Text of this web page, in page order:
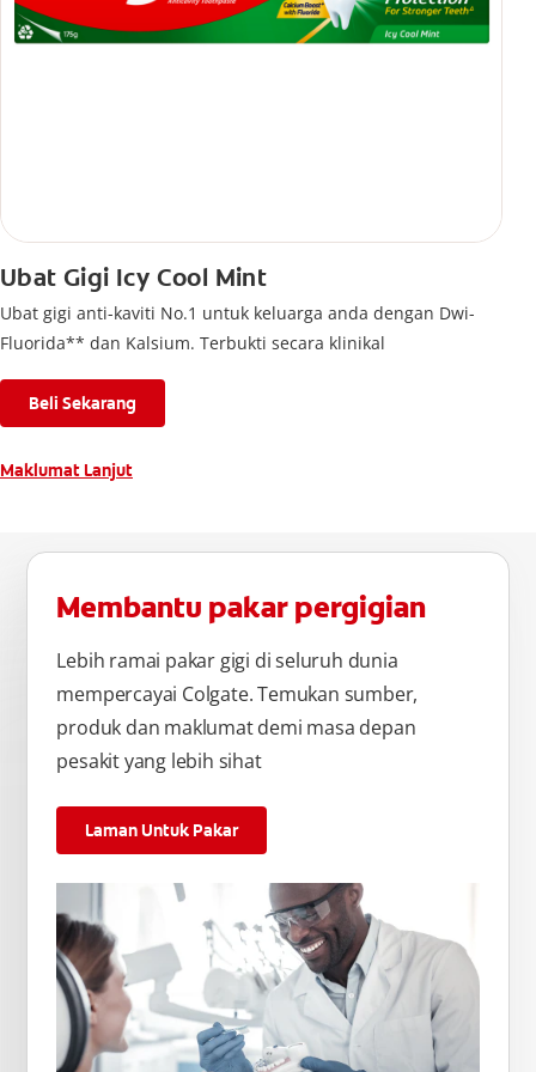
Ubat Gigi Icy Cool Mint
Ubat gigi anti-kaviti No.1 untuk keluarga anda dengan Dwi-
Fluorida** dan Kalsium. Terbukti secara klinikal
Beli Sekarang
Maklumat Lanjut
Membantu pakar pergigian
Lebih ramai pakar gigi di seluruh dunia
mempercayai Colgate. Temukan sumber,
produk dan maklumat demi masa depan
pesakit yang lebih sihat
Laman Untuk Pakar